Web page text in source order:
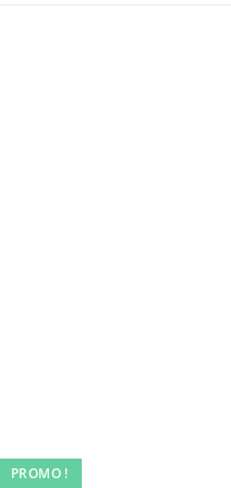
PROMO !